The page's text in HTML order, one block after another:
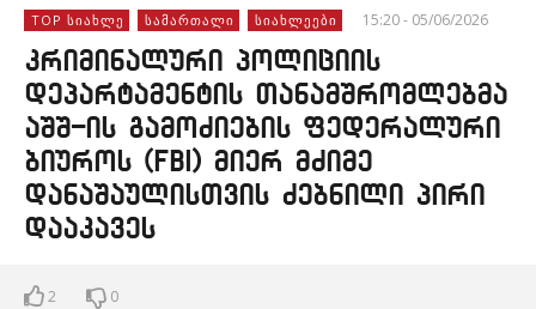
TOP ᲡᲘᲐᲮᲚᲔ ᲡᲐᲛᲐᲠᲗᲐᲚᲘ ᲡᲘᲐᲮᲚᲔᲔᲑᲘ 15:20 - 05/06/2026
კრიმინალური პოლიციის
დეპარტამენტის თანამშრომლებმა
აშშ-ის გამოძიების ფედერალური
ბიუროს (FBI) მიერ მძიმე
დანაშაულისთვის ძებნილი პირი
დააკავეს
2 0